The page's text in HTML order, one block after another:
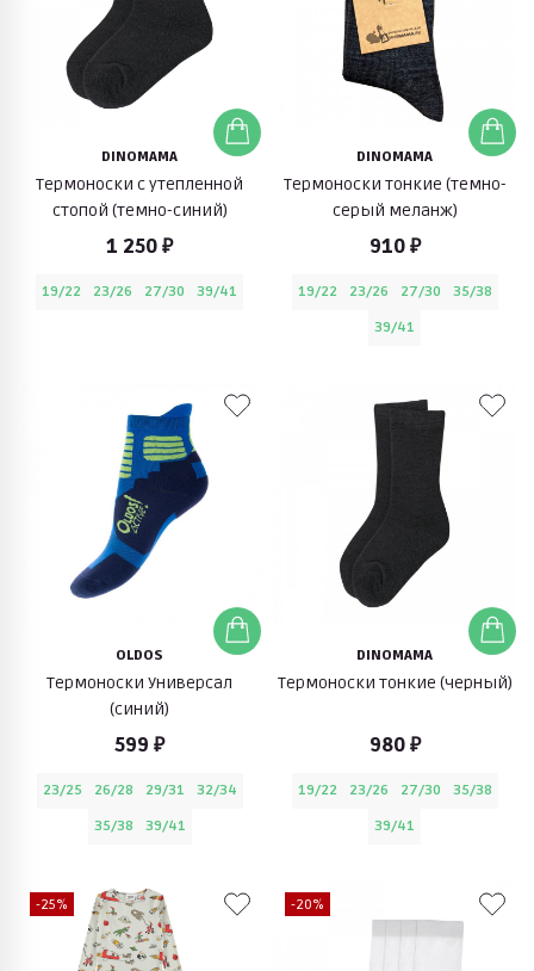
DINOMAMA
Термоноски с утепленной
стопой (темно-синий)
1 250 ₽
19/22 23/26 27/30 39/41
DINOMAMA
Термоноски тонкие (темно-
серый меланж)
910 ₽
19/22 23/26 27/30
35/38
39/41
OLDOS
Термоноски Универсал
(синий)
599 ₽
23/25 26/28 29/31
32/34
35/38
39/41
DINOMAMA
Термоноски тонкие (черный)
980 ₽
19/22 23/26 27/30
35/38
39/41
-25% -20%